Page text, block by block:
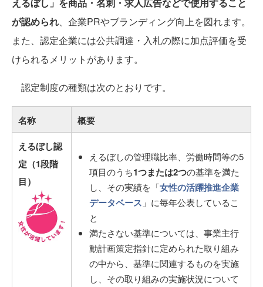
えるぼし」を商品・名刺・求人広告などで使用すること
が認められ、企業PRやブランディング向上を図れます。
また、認定企業には公共調達・入札の際に加点評価を受
けられるメリットがあります。
認定制度の種類は次のとおりです。
名称
概要
えるぼし認
定（1段階
目）
えるぼしの管理職比率、労働時間等の5
項目のうち1つまたは2つの基準を満た
し、その実績を「女性の活躍推進企業
データベース 」に毎年公表しているこ
と
満たさない基準については、事業主行
動計画策定指針に定められた取り組み
の中から、基準に関連するものを実施
し、その取り組みの実施状況について